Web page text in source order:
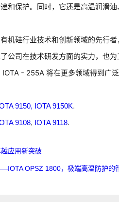
和保护。同时，它还是高温润滑
机硅行业技术和创新领域的先行
公司在技术研发方面的实力，也
- 255A 将在更多领域得到广
9150, IOTA 9150K.
9108, IOTA 9118.
应用新突破
OPSZ 1800，极端高温防护的